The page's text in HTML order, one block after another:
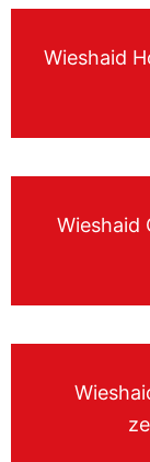
Wieshaid
Wieshaid